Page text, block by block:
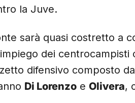
la Juve.
sarà quasi costretto a
dei centrocampisti
difensivo composto da
Di Lorenzo e Olivera,